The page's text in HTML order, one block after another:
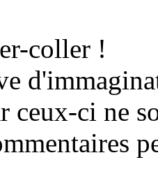
coller !
ceux-ci ne